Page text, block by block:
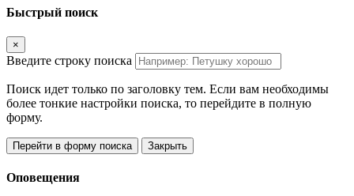
Быстрый поиск
×
Введите строку поиска
Поиск идет только по заголовку тем. Если вам необходимы
более тонкие настройки поиска, то перейдите в полную
форму.
Перейти в форму поиска Закрыть
Оповещения